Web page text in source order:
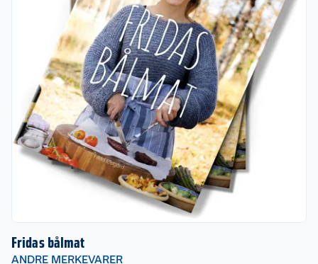
Fridas bålmat
ANDRE MERKEVARER